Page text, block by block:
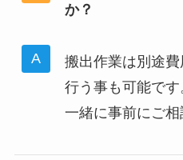
か？
搬出作業は別途
行う事も可能で
一緒に事前にご相